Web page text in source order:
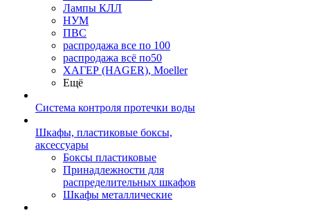
Лампы КЛЛ
НУМ
ПВС
распродажа все по 100
распродажа всё по50
ХАГЕР (HAGER), Moeller
Ещё
Система контроля протечки воды
Шкафы, пластиковые боксы,
аксессуары
Боксы пластиковые
Принадлежности для
распределительных шкафов
Шкафы металлические